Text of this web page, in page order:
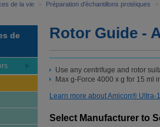
de la vie > Préparation d'échantillons protéiques >
de
Rotor Guide -
Use any centrifuge and rotor
Max g-Force 4000 x g for 15 ml
Learn more about Amicon® Ultra-
Select Manufacturer to